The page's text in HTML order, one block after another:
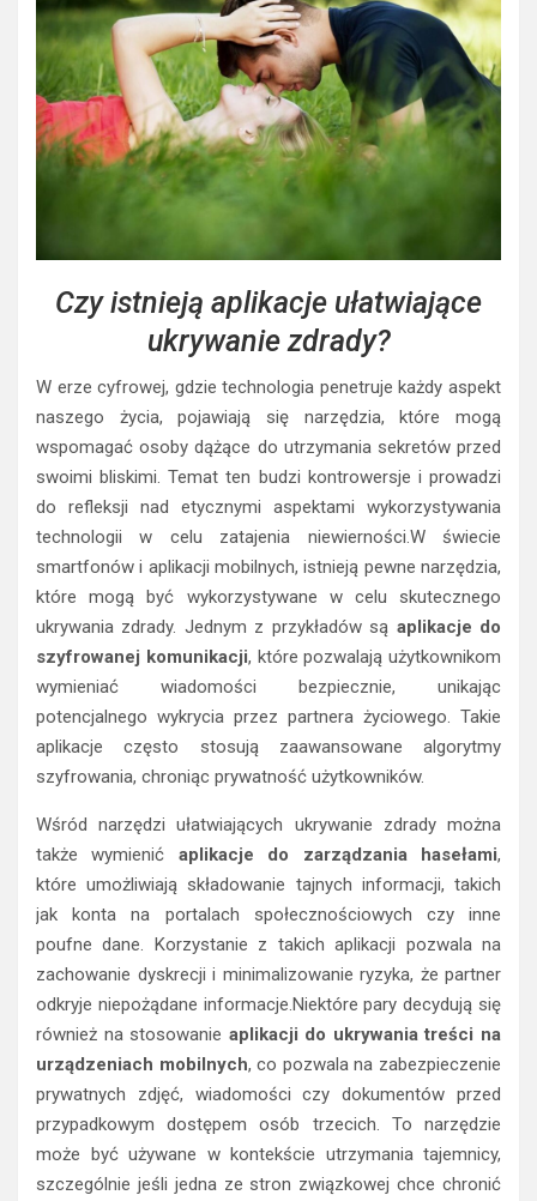
Czy istnieją aplikacje ułatwiające
ukrywanie zdrady?
W erze cyfrowej, gdzie technologia penetruje każdy aspekt
naszego życia, pojawiają się narzędzia, które mogą
wspomagać osoby dążące do utrzymania sekretów przed
swoimi bliskimi. Temat ten budzi kontrowersje i prowadzi
do refleksji nad etycznymi aspektami wykorzystywania
technologii w celu zatajenia niewierności.W świecie
smartfonów i aplikacji mobilnych, istnieją pewne narzędzia,
które mogą być wykorzystywane w celu skutecznego
ukrywania zdrady. Jednym z przykładów są aplikacje do
szyfrowanej komunikacji, które pozwalają użytkownikom
wymieniać wiadomości bezpiecznie, unikając
potencjalnego wykrycia przez partnera życiowego. Takie
aplikacje często stosują zaawansowane algorytmy
szyfrowania, chroniąc prywatność użytkowników.
Wśród narzędzi ułatwiających ukrywanie zdrady można
także wymienić aplikacje do zarządzania hasełami,
które umożliwiają składowanie tajnych informacji, takich
jak konta na portalach społecznościowych czy inne
poufne dane. Korzystanie z takich aplikacji pozwala na
zachowanie dyskrecji i minimalizowanie ryzyka, że partner
odkryje niepożądane informacje.Niektóre pary decydują się
również na stosowanie aplikacji do ukrywania treści na
urządzeniach mobilnych, co pozwala na zabezpieczenie
prywatnych zdjęć, wiadomości czy dokumentów przed
przypadkowym dostępem osób trzecich. To narzędzie
może być używane w kontekście utrzymania tajemnicy,
szczególnie jeśli jedna ze stron związkowej chce chronić